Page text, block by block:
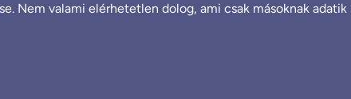
Nem valami elérhetetlen dolog, ami csak másoknak adatik